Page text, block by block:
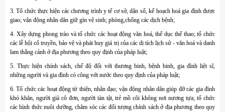
3. Tổ chức thực hiện các chương trình y tế cơ sở, dân số, kế hoạch hoá gia đình được
giao; vận động nhân dân giữ gìn vệ sinh; phòng,chống các dịch bệnh;
4. Xây dựng phong trào và tổ chức các hoạt động văn hoá, thể dục thể thao; tổ chức
các lễ hội cổ truyền, bảo vệ và phát huy giá trị của các di tích lịch sử - văn hoá và danh
lam thắng cảnh ở địa phương theo quy định của pháp luật;
5. Thực hiện chính sách, chế độ đối với thương binh, bệnh binh, gia đình liệt sĩ,
những người và gia đình có công với nước theo quy định của pháp luật;
6. Tổ chức các hoạt động từ thiện, nhân đạo; vận động nhân dân giúp đỡ các gia đình
khó khăn, người già cô đơn, người tàn tật, trẻ mồ côi không nơi nương tựa; tổ chức
các hình thức nuôi dưỡng, chăm sóc các đối tượng chính sách ở địa phương theo quy